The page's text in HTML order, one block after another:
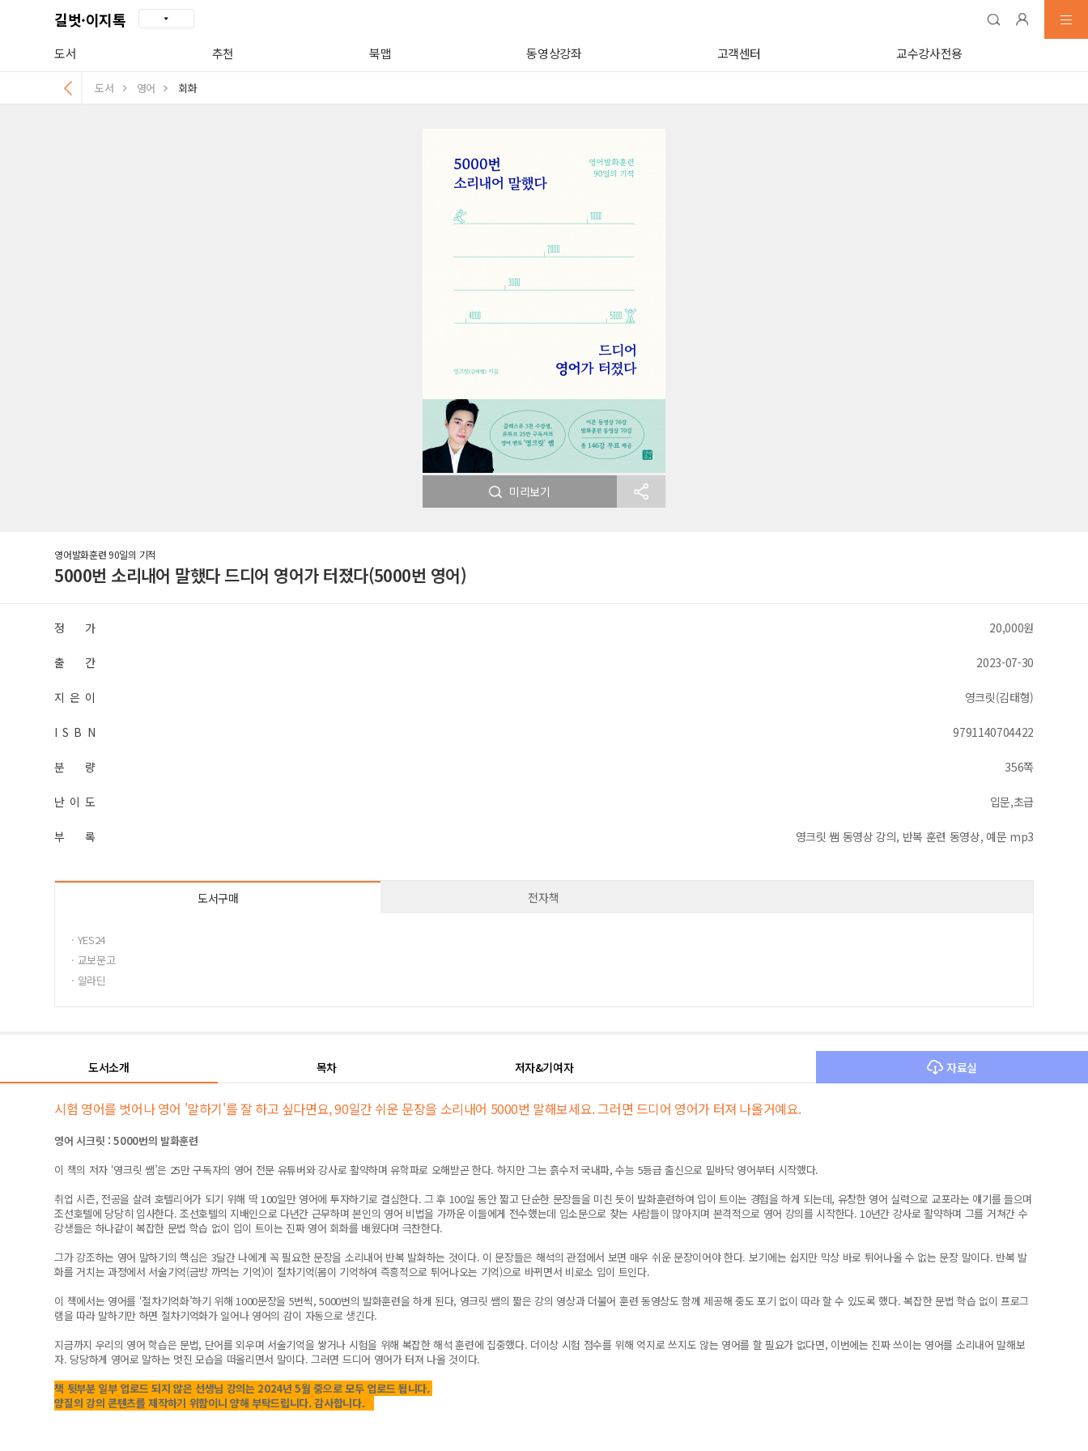
길벗·이지톡
도서 추천 북맵 동영상강좌 고객센터 교수강사전용
도서 영어 회화
미리보기
영어발화훈련 90일의 기적
5000번 소리내어 말했다 드디어 영어가 터졌다(5000번 영어)
정 가 20,000원
출 간 2023-07-30
지 은 이 영크릿(김태형)
I S B N 9791140704422
분 량 356쪽
난 이 도 입문,초급
부 록 영크릿 쌤 동영상 강의, 반복 훈련 동영상, 예문 mp3
도서구매 전자책
· YES24
· 교보문고
· 알라딘
도서소개 목차 저자&기여자 자료실
시험 영어를 벗어나 영어 '말하기'를 잘 하고 싶다면요, 90일간 쉬운 문장을 소리내어 5000번 말해보세요. 그러면 드디어 영어가 터져 나올거예요.
영어 시크릿 : 5000번의 발화훈련
이 책의 저자 ‘영크릿 쌤’은 25만 구독자의 영어 전문 유튜버와 강사로 활약하며 유학파로 오해받곤 한다. 하지만 그는 흙수저 국내파, 수능 5등급 출신으로 밑바닥 영어부터 시작했다.
취업 시즌, 전공을 살려 호텔리어가 되기 위해 딱 100일만 영어에 투자하기로 결심한다. 그 후 100일 동안 짧고 단순한 문장들을 미친 듯이 발화훈련하여 입이 트이는 경험을 하게 되는데, 유창한 영어 실력으로 교포라는 얘기를 들으며
조선호텔에 당당히 입사한다. 조선호텔의 지배인으로 다년간 근무하며 본인의 영어 비법을 가까운 이들에게 전수했는데 입소문으로 찾는 사람들이 많아지며 본격적으로 영어 강의를 시작한다. 10년간 강사로 활약하며 그를 거쳐간 수
강생들은 하나같이 복잡한 문법 학습 없이 입이 트이는 진짜 영어 회화를 배웠다며 극찬한다.
그가 강조하는 영어 말하기의 핵심은 3달간 나에게 꼭 필요한 문장을 소리내어 반복 발화하는 것이다. 이 문장들은 해석의 관점에서 보면 매우 쉬운 문장이어야 한다. 보기에는 쉽지만 막상 바로 튀어나올 수 없는 문장 말이다. 반복 발
화를 거치는 과정에서 서술기억(금방 까먹는 기억)이 절차기억(몸이 기억하여 즉흥적으로 튀어나오는 기억)으로 바뀌면서 비로소 입이 트인다.
이 책에서는 영어를 ‘절차기억화’하기 위해 1000문장을 5번씩, 5000번의 발화훈련을 하게 된다, 영크릿 쌤의 짧은 강의 영상과 더불어 훈련 동영상도 함께 제공해 중도 포기 없이 따라 할 수 있도록 했다. 복잡한 문법 학습 없이 프로그
램을 따라 말하기만 하면 절차기억화가 일어나 영어의 감이 자동으로 생긴다.
지금까지 우리의 영어 학습은 문법, 단어를 외우며 서술기억을 쌓거나 시험을 위해 복잡한 해석 훈련에 집중했다. 더이상 시험 점수를 위해 억지로 쓰지도 않는 영어를 할 필요가 없다면, 이번에는 진짜 쓰이는 영어를 소리내어 말해보
자. 당당하게 영어로 말하는 멋진 모습을 떠올리면서 말이다. 그러면 드디어 영어가 터져 나올 것이다.
책 뒷부분 일부 업로드 되지 않은 선생님 강의는 2024년 5월 중으로 모두 업로드 됩니다.
양질의 강의 콘텐츠를 제작하기 위함이니 양해 부탁드립니다.감사합니다.